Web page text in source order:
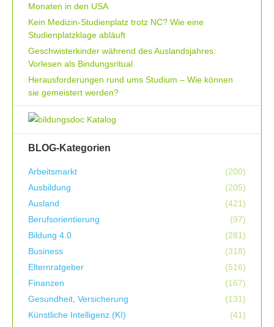
Monaten in den USA
Kein Medizin-Studienplatz trotz NC? Wie eine
Studienplatzklage abläuft
Geschwisterkinder während des Auslandsjahres:
Vorlesen als Bindungsritual
Herausforderungen rund ums Studium – Wie können
sie gemeistert werden?
BLOG-Kategorien
Arbeitsmarkt
(200)
Ausbildung
(205)
Ausland
(421)
Berufsorientierung
(97)
Bildung 4.0
(281)
Business
(318)
Elternratgeber
(516)
Finanzen
(167)
Gesundheit, Versicherung
(131)
Künstliche Intelligenz (KI)
(41)